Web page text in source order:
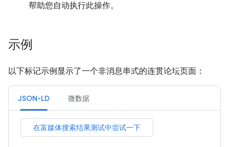
帮助您自动执行此操作。
示例
以下标记示例显示了一个非消息串式的连贯论坛页面：
JSON-LD 微数据